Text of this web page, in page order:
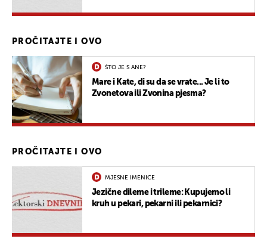
PROČITAJTE I OVO
ŠTO JE S ANE?
Mare i Kate, di su da se vrate... Je li to
Zvonetova ili Zvonina pjesma?
PROČITAJTE I OVO
MJESNE IMENICE
Jezične dileme i trileme: Kupujemo li
kruh u pekari, pekarni ili pekarnici?